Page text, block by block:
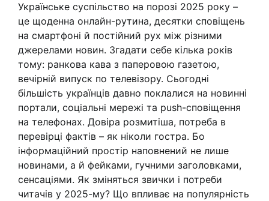
Українське суспільство на порозі 2025 року –
це щоденна онлайн-рутина, десятки сповіщень
на смартфоні й постійний рух між різними
джерелами новин. Згадати себе кілька років
тому: ранкова кава з паперовою газетою,
вечірній випуск по телевізору. Сьогодні
більшість українців давно поклалися на новинні
портали, соціальні мережі та push-сповіщення
на телефонах. Довіра розмитіша, потреба в
перевірці фактів – як ніколи гостра. Бо
інформаційний простір наповнений не лише
новинами, а й фейками, гучними заголовками,
сенсаціями. Як зміняться звички і потреби
читачів у 2025-му? Що впливає на популярність